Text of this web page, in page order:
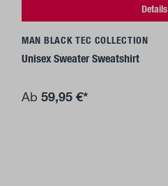
Details
MAN BLACK TEC COLLECTION
Unisex Sweater Sweatshirt
Ab 59,95 €*